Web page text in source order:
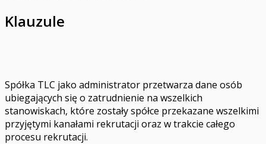
Klauzule
Spółka TLC jako administrator przetwarza dane osób
ubiegających się o zatrudnienie na wszelkich
stanowiskach, które zostały spółce przekazane wszelkimi
przyjętymi kanałami rekrutacji oraz w trakcie całego
procesu rekrutacji.